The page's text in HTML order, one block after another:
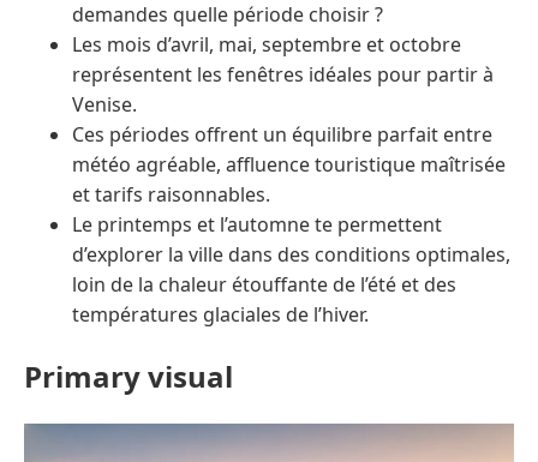
demandes quelle période choisir ?
Les mois d’avril, mai, septembre et octobre
représentent les fenêtres idéales pour partir à
Venise.
Ces périodes offrent un équilibre parfait entre
météo agréable, affluence touristique maîtrisée
et tarifs raisonnables.
Le printemps et l’automne te permettent
d’explorer la ville dans des conditions optimales,
loin de la chaleur étouffante de l’été et des
températures glaciales de l’hiver.
Primary visual